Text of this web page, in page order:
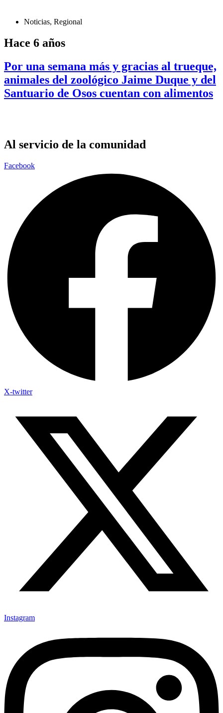
Noticias, Regional
Hace 6 años
Por una semana más y gracias al trueque,
animales del zoológico Jaime Duque y del
Santuario de Osos cuentan con alimentos
Al servicio de la comunidad
Facebook
X-twitter
Instagram